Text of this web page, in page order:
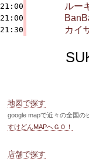
21:00 ルー
21:00
21:30 カイ
地図で探す
google mapで近々の全国
すけどんMAPへＧＯ！
店舗で探す